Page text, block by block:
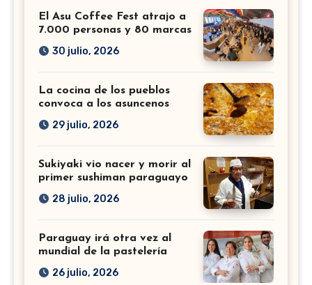
El Asu Coffee Fest atrajo a
7.000 personas y 80 marcas
30 julio, 2026
La cocina de los pueblos
convoca a los asuncenos
29 julio, 2026
Sukiyaki vio nacer y morir al
primer sushiman paraguayo
28 julio, 2026
Paraguay irá otra vez al
mundial de la pastelería
26 julio, 2026